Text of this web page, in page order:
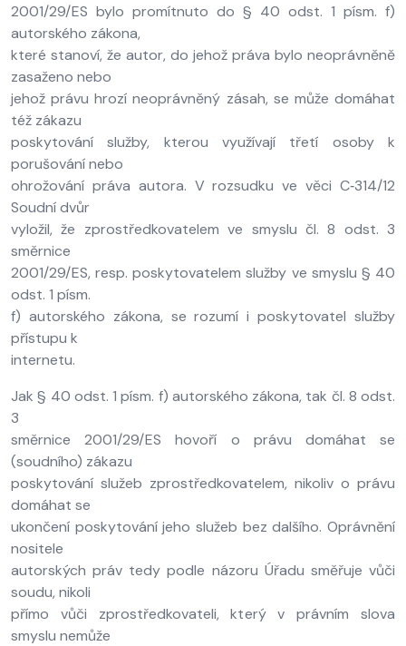
2001/29/ES bylo promítnuto do § 40 odst. 1 písm. f)
autorského zákona,
které stanoví, že autor, do jehož práva bylo neoprávněně
zasaženo nebo
jehož právu hrozí neoprávněný zásah, se může domáhat
též zákazu
poskytování služby, kterou využívají třetí osoby k
porušování nebo
ohrožování práva autora. V rozsudku ve věci C‑314/12
Soudní dvůr
vyložil, že zprostředkovatelem ve smyslu čl. 8 odst. 3
směrnice
2001/29/ES, resp. poskytovatelem služby ve smyslu § 40
odst. 1 písm.
f) autorského zákona, se rozumí i poskytovatel služby
přístupu k
internetu.
Jak § 40 odst. 1 písm. f) autorského zákona, tak čl. 8 odst.
3
směrnice 2001/29/ES hovoří o právu domáhat se
(soudního) zákazu
poskytování služeb zprostředkovatelem, nikoliv o právu
domáhat se
ukončení poskytování jeho služeb bez dalšího. Oprávnění
nositele
autorských práv tedy podle názoru Úřadu směřuje vůči
soudu, nikoli
přímo vůči zprostředkovateli, který v právním slova
smyslu nemůže